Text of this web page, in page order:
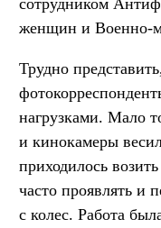
женщин и Военно-
Трудно
нагрузками. Мало
и кинокамеры
приходилось
часто проявлять и
с колес. Работа